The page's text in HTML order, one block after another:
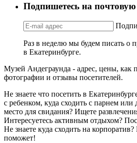
Подпишетесь на
Раз в неделю мы будем писать о
в Екатеринбурге.
Музей Андеграунда - адрес, цены, как
фотографии и отзывы посетителей.
Не знаете что посетить в
с ребенком, куда сходить с парнем
место для свидания? Ищете
Интересуетесь активным отдыхом?
Не знаете куда сходить на
поможет!